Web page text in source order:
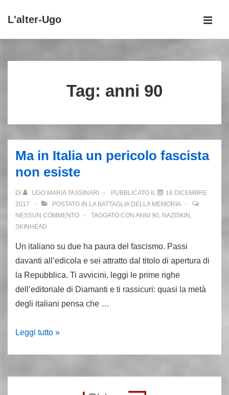
Vai
principale
L'alter-Ugo
principale
Tag: anni 90
Ma in Italia un pericolo fascista
non esiste
DI UGO MARIA TASSINARI PUBBLICATO IL
16 DICEMBRE
2017
POSTATO IN LA BATTAGLIA DELLA MEMORIA
NESSUN COMMENTO
TAGGATO CON ANNI 90, NAZISKIN ,
SKINHEAD
Un italiano su due ha paura del fascismo. Passi
davanti all’edicola e sei attratto dal titolo di apertura di
la Repubblica. Ti avvicini, leggi le prime righe
dell’editoriale di Diamanti e ti rassicuri: quasi la metà
degli italiani pensa che …
Ma
un
Leggi tutto »